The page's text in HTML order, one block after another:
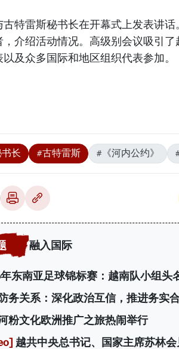
古特雷斯秘书长在开幕式上发表讲
，介绍活动情况。高级别会议吸引
以及众多国际和地区组织代表参加。
长 #古特雷斯 #《河内公约》
融入国际
东南亚足球锦标赛：越南队小组头
务关系：深化政治互信，推进务实
粉文化欧洲推广之旅热闹举行
越共中央总书记、国家主席苏林